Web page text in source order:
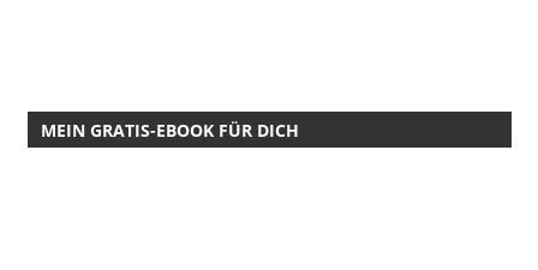
MEIN GRATIS-EBOOK FÜR DICH